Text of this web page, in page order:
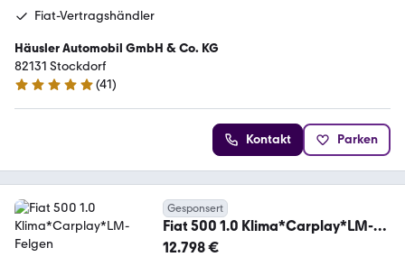
Fiat-Vertragshändler
Häusler Automobil GmbH & Co. KG
82131 Stockdorf
4.8 Sterne
(41)
Kontakt Parken
Gesponsert
Fiat 500 1.0 Klima*Carplay*LM-
Felgen
12.798 €